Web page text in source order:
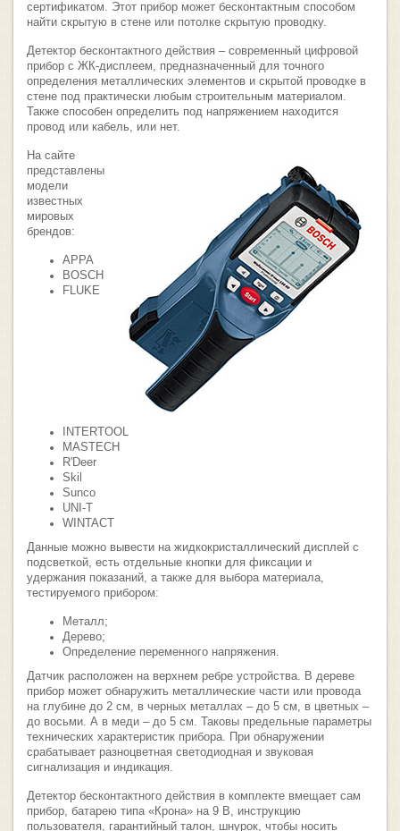
сертификатом. Этот прибор может бесконтактным способом
найти скрытую в стене или потолке скрытую проводку.
Детектор бесконтактного действия – современный цифровой
прибор с ЖК-дисплеем, предназначенный для точного
определения металлических элементов и скрытой проводке в
стене под практически любым строительным материалом.
Также способен определить под напряжением находится
провод или кабель, или нет.
На сайте
представлены
модели
известных
мировых
брендов:
APPA
BOSCH
FLUKE
INTERTOOL
MASTECH
R'Deer
Skil
Sunco
UNI-T
WINTACT
Данные можно вывести на жидкокристаллический дисплей с
подсветкой, есть отдельные кнопки для фиксации и
удержания показаний, а также для выбора материала,
тестируемого прибором:
Металл;
Дерево;
Определение переменного напряжения.
Датчик расположен на верхнем ребре устройства. В дереве
прибор может обнаружить металлические части или провода
на глубине до 2 см, в черных металлах – до 5 см, в цветных –
до восьми. А в меди – до 5 см. Таковы предельные параметры
технических характеристик прибора. При обнаружении
срабатывает разноцветная светодиодная и звуковая
сигнализация и индикация.
Детектор бесконтактного действия в комплекте вмещает сам
прибор, батарею типа «Крона» на 9 В, инструкцию
пользователя, гарантийный талон, шнурок, чтобы носить